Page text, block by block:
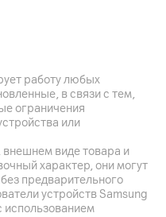
излучения
влажности; простая в
воды сверху; защита
управление через
Алисой); диффузор для
работу любых
в связи с тем,
ограничения
или
виде товара и
характер, они могут
предварительного
устройств Samsung
использованием